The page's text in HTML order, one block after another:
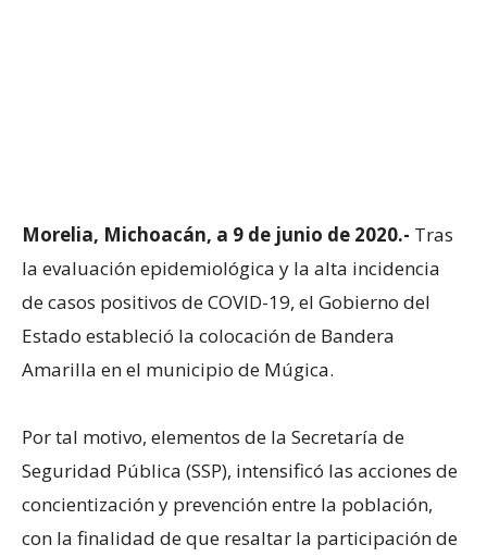
Morelia, Michoacán, a 9 de junio de 2020.- Tras
la evaluación epidemiológica y la alta incidencia
de casos positivos de COVID-19, el Gobierno del
Estado estableció la colocación de Bandera
Amarilla en el municipio de Múgica.
Por tal motivo, elementos de la Secretaría de
Seguridad Pública (SSP), intensificó las acciones de
concientización y prevención entre la población,
con la finalidad de que resaltar la participación de